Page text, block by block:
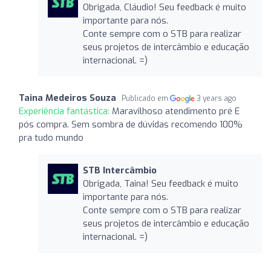
Obrigada, Cláudio! Seu feedback é muito
importante para nós.
Conte sempre com o STB para realizar
seus projetos de intercâmbio e educação
internacional. =)
Taina Medeiros Souza Publicado em 3 years ago
Experiência fantástica: Maravilhoso atendimento pré E
pós compra. Sem sombra de dúvidas recomendo 100%
pra tudo mundo
STB Intercâmbio
Obrigada, Taina! Seu feedback é muito
importante para nós.
Conte sempre com o STB para realizar
seus projetos de intercâmbio e educação
internacional. =)